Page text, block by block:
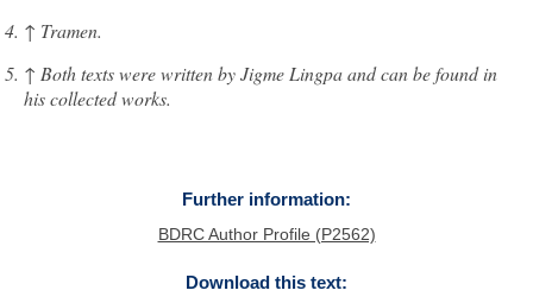
↑ Tramen.
↑ Both texts were written by Jigme Lingpa and can be found in
his collected works.
Further information:
BDRC Author Profile (P2562)
Download this text: